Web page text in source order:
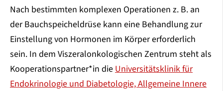
Nach bestimmten komplexen Operationen z. B. an
der Bauchspeicheldrüse kann eine Behandlung zur
Einstellung von Hormonen im Körper erforderlich
sein. In dem Viszeralonkologischen Zentrum steht als
Kooperationspartner*in dieUniversitätsklinik für
Endokrinologie und Diabetologie, Allgemeine Innere